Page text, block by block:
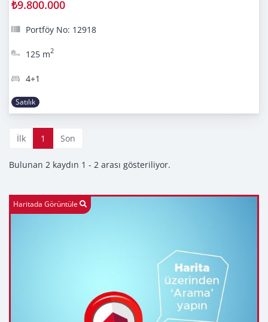
₺9.800.000
Portföy No: 12918
125 m2
4+1
Satılık
İlk 1 Son
Bulunan 2 kaydın 1 - 2 arası gösteriliyor.
Haritada Görüntüle